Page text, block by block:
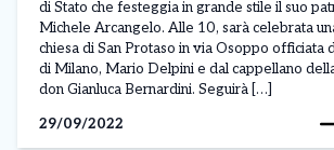
di Stato che festeggia in grande stile il suo
Michele Arcangelo. Alle 10, sarà celebrata
chiesa di San Protaso in via Osoppo officiata
di Milano, Mario Delpini e dal cappellano
don Gianluca Bernardini. Seguirà […]
29/09/2022